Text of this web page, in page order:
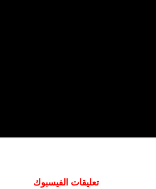
تعليقات الفيسبوك